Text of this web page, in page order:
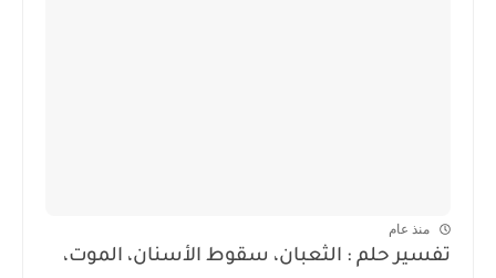
منذ عام
تفسير حلم : الثعبان، سقوط الأسنان، الموت،